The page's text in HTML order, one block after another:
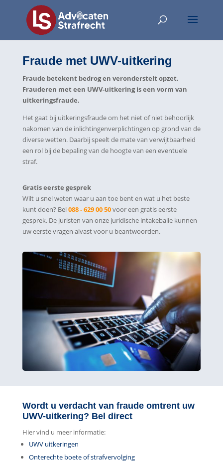
Fraude met UWV-uitkering
Fraude betekent bedrog en veronderstelt opzet.
Frauderen met een UWV-uitkering is een vorm van
uitkeringsfraude.
Het gaat bij uitkeringsfraude om het niet of niet behoorlijk
nakomen van de inlichtingenverplichtingen op grond van de
diverse wetten. Daarbij speelt de mate van verwijtbaarheid
een rol bij de bepaling van de hoogte van een eventuele
straf.
Gratis eerste gesprek
Wilt u snel weten waar u aan toe bent en wat u het beste
kunt doen? Bel088 - 629 00 50voor een gratis eerste
gesprek. De juristen van onze juridische intakebalie kunnen
uw eerste vragen alvast voor u beantwoorden.
Wordt u verdacht van fraude omtrent uw
UWV-uitkering? Bel direct
Hier vind u meer informatie:
UWV uitkeringen
Onterechte boete of strafvervolging